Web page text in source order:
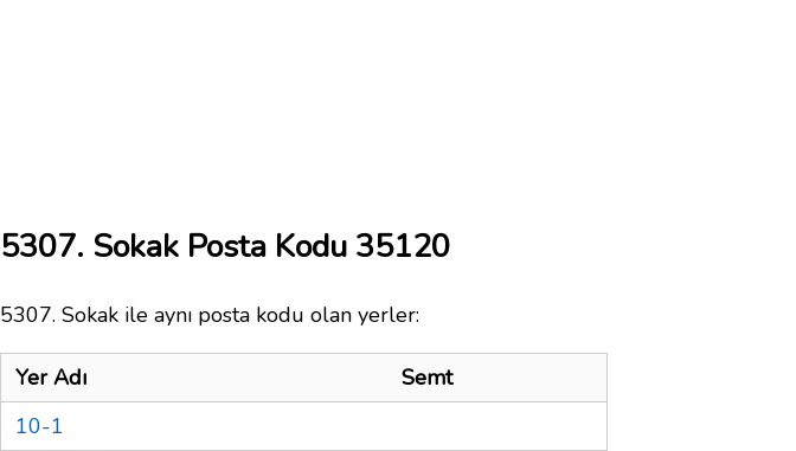
5307. Sokak Posta Kodu 35120
5307. Sokak ile aynı posta kodu olan yerler:
Yer Adı
Semt
10-1